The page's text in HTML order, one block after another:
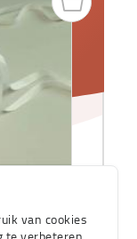
van cookies